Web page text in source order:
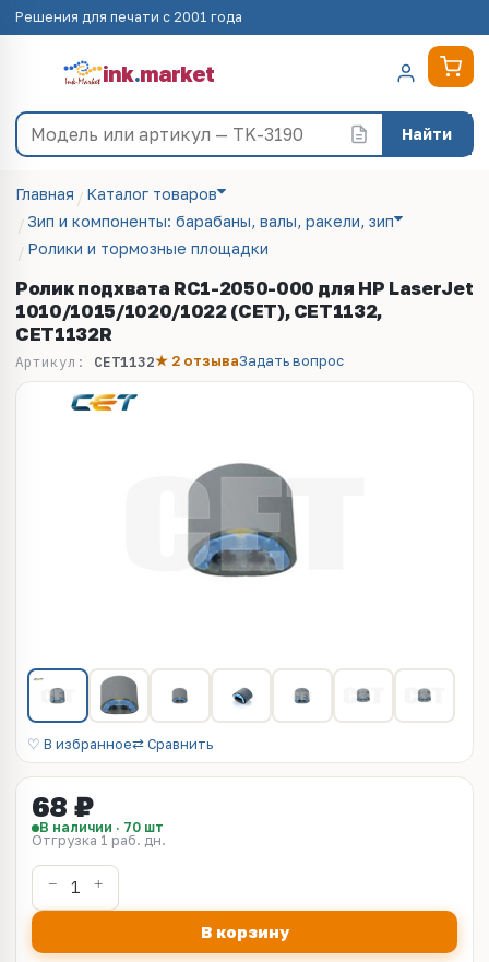
Решения для печати с 2001 года
ink.market
Найти
Главная
Каталог товаров
Зип и компоненты: барабаны, валы, ракели, зип
Ролики и тормозные площадки
Ролик подхвата RC1-2050-000 для HP LaserJet
1010/1015/1020/1022 (CET), CET1132,
CET1132R
Артикул: CET1132★ 2 отзываЗадать вопрос
♡ В избранное⇄ Сравнить
68 ₽
В наличии · 70 шт
Отгрузка 1 раб. дн.
В корзину